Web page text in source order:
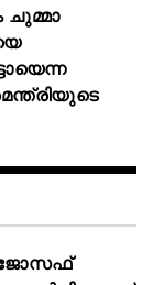
ജോസഫ്